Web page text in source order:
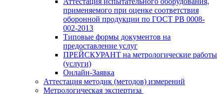
применяемого при оценке соответствия
оборонной продукции по ГОСТ РВ 0008-
002-2013
Типовые формы документов на
предоставление услуг
ПРЕЙСКУРАНТ на метрологические работы
(услуги)
Онлайн-Заявка
Аттестация методик (методов) измерений
Метрологическая экспертиза